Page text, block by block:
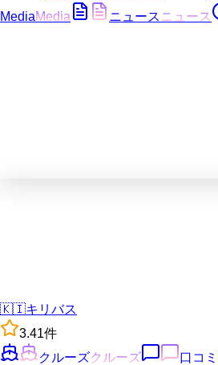
MediaMedia ニュース ニュース
🇰🇮キリバス
3.41件
クルーズクルーズ 口コミ